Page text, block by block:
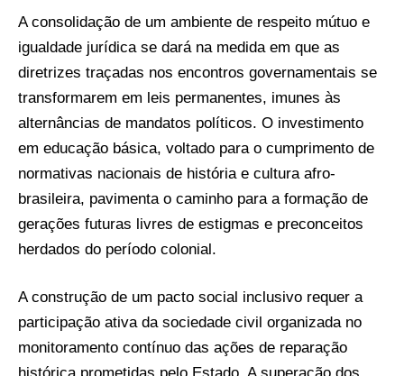
A consolidação de um ambiente de respeito mútuo e
igualdade jurídica se dará na medida em que as
diretrizes traçadas nos encontros governamentais se
transformarem em leis permanentes, imunes às
alternâncias de mandatos políticos. O investimento
em educação básica, voltado para o cumprimento de
normativas nacionais de história e cultura afro-
brasileira, pavimenta o caminho para a formação de
gerações futuras livres de estigmas e preconceitos
herdados do período colonial.
A construção de um pacto social inclusivo requer a
participação ativa da sociedade civil organizada no
monitoramento contínuo das ações de reparação